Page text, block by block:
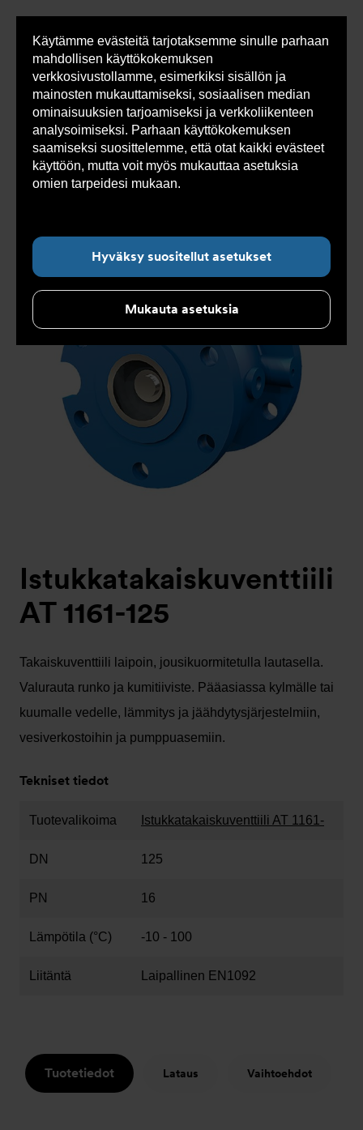
Käytämme evästeitä tarjotaksemme sinulle parhaan
mahdollisen käyttökokemuksen
verkkosivustollamme, esimerkiksi sisällön ja
mainosten mukauttamiseksi, sosiaalisen median
ominaisuuksien tarjoamiseksi ja verkkoliikenteen
analysoimiseksi. Parhaan käyttökokemuksen
saamiseksi suosittelemme, että otat kaikki evästeet
käyttöön, mutta voit myös mukauttaa asetuksia
omien tarpeidesi mukaan.
Hyväksy suositellut asetukset
Mukauta asetuksia
Olet
tässä:
Armatec > Tuotteet > Venttiilit
>
Takaiskuventtiilit
> Istukkaventtiilit
>
Istukkatakaiskuventtiili AT 1161-
>
Istukkatakaiskuventtiili AT 1161-125
Istukkatakaiskuventtiili
AT 1161-125
Takaiskuventtiili laipoin, jousikuormitetulla lautasella.
Valurauta runko ja kumitiiviste. Pääasiassa kylmälle tai
kuumalle vedelle, lämmitys ja jäähdytysjärjestelmiin,
vesiverkostoihin ja pumppuasemiin.
Tekniset tiedot
Tuotevalikoima Istukkatakaiskuventtiili AT 1161-
DN 125
PN 16
Lämpötila (°C) -10 - 100
Liitäntä Laipallinen EN1092
Tuotetiedot Lataus Vaihtoehdot